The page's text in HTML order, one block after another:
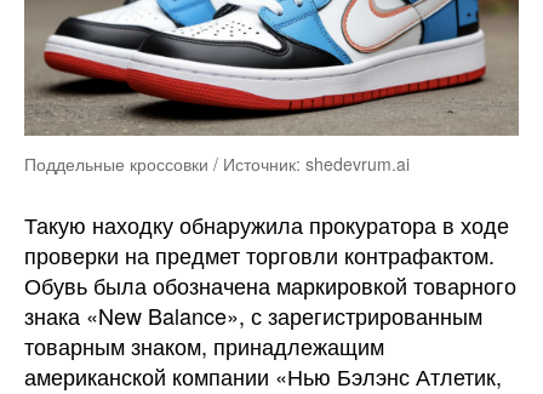
Поддельные кроссовки / Источник: shedevrum.ai
Такую находку обнаружила прокуратора в ходе
проверки на предмет торговли контрафактом.
Обувь была обозначена маркировкой товарного
знака «New Balance», с зарегистрированным
товарным знаком, принадлежащим
американской компании «Нью Бэлэнс Атлетик,